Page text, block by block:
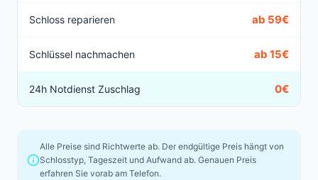
Schloss reparieren ab 59€
Schlüssel nachmachen ab 15€
24h Notdienst Zuschlag 0€
Alle Preise sind Richtwerte ab. Der endgültige Preis hängt von
Schlosstyp, Tageszeit und Aufwand ab. Genauen Preis
erfahren Sie vorab am Telefon.